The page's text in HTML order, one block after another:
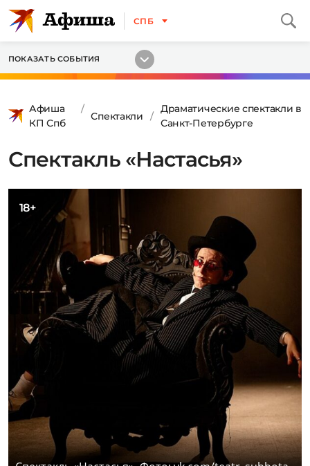
СПБ
ПОКАЗАТЬ СОБЫТИЯ
Афиша
КП Спб
Спектакли
Драматические спектакли в
Санкт-Петербурге
Спектакль «Настасья»
18+